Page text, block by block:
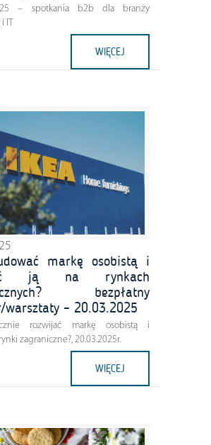
– spotkania b2b dla branży
WIĘCEJ
markę osobistą i
ją na rynkach
bezpłatny
warsztaty – 20.03.2025
rozwijać markę osobistą i
zagraniczne?, 20.03.2025r.
WIĘCEJ